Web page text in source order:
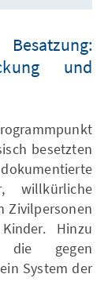
und
besetzten
willkürliche
Zivilpersonen
Hinzu
die gegen
System der